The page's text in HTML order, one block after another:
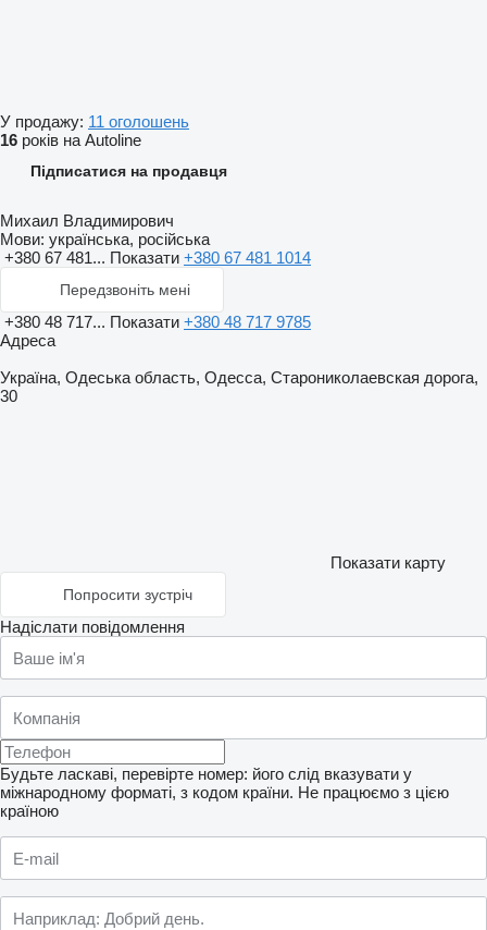
У продажу: 11 оголошень
16 років на Autoline
Підписатися на продавця
Михаил Владимирович
Мови: українська, російська
+380 67 481... Показати +380 67 481 1014
Передзвоніть мені
+380 48 717... Показати +380 48 717 9785
Адреса
Україна, Одеська область, Одесса, Старониколаевская дорога,
30
Показати карту
Попросити зустріч
Надіслати повідомлення
Будьте ласкаві, перевірте номер: його слід вказувати у
міжнародному форматі, з кодом країни. Не працюємо з цією
країною